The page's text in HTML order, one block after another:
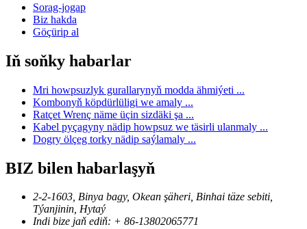
Sorag-jogap
Biz hakda
Göçürip al
Iň soňky habarlar
Mri howpsuzlyk gurallarynyň modda ähmiýeti ...
Kombonyň köpdürlüligi we amaly ...
Ratçet Wrenç näme üçin sizdäki şa ...
Kabel pyçagyny nädip howpsuz we täsirli ulanmaly ...
Dogry ölçeg torky nädip saýlamaly ...
BIZ bilen habarlaşyň
2-2-1603, Binya bagy, Okean şäheri, Binhai täze sebiti,
Týanjinin, Hytaý
Indi bize jaň ediň: + 86-13802065771